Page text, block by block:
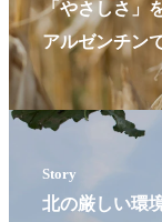
「やさしさ」
アルゼンチン
Story
北の厳しい環